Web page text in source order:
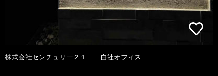
株式会社センチュリー２１ 自社オフィス